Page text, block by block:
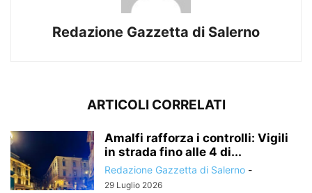
Redazione Gazzetta di Salerno
ARTICOLI CORRELATI
Amalfi rafforza i controlli: Vigili
in strada fino alle 4 di...
Redazione Gazzetta di Salerno -
29 Luglio 2026